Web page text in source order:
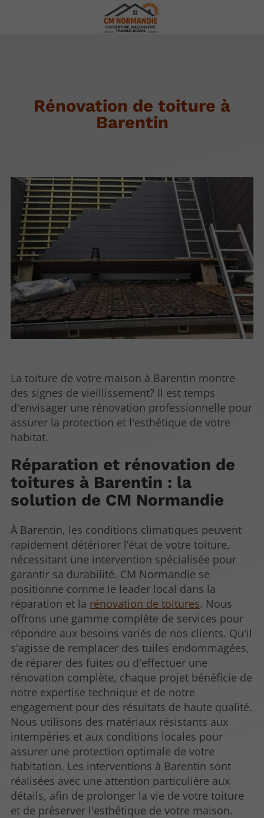
Rénovation de toiture à
Barentin
La toiture de votre maison à Barentin montre
des signes de vieillissement? Il est temps
d'envisager une rénovation professionnelle pour
assurer la protection et l'esthétique de votre
habitat.
Réparation et rénovation de
toitures à Barentin : la
solution de CM Normandie
À Barentin, les conditions climatiques peuvent
rapidement détériorer l’état de votre toiture,
nécessitant une intervention spécialisée pour
garantir sa durabilité. CM Normandie se
positionne comme le leader local dans la
réparation et la rénovation de toitures. Nous
offrons une gamme complète de services pour
répondre aux besoins variés de nos clients. Qu'il
s'agisse de remplacer des tuiles endommagées,
de réparer des fuites ou d'effectuer une
rénovation complète, chaque projet bénéficie de
notre expertise technique et de notre
engagement pour des résultats de haute qualité.
Nous utilisons des matériaux résistants aux
intempéries et aux conditions locales pour
assurer une protection optimale de votre
habitation. Les interventions à Barentin sont
réalisées avec une attention particulière aux
détails, afin de prolonger la vie de votre toiture
et de préserver l'esthétique de votre maison.